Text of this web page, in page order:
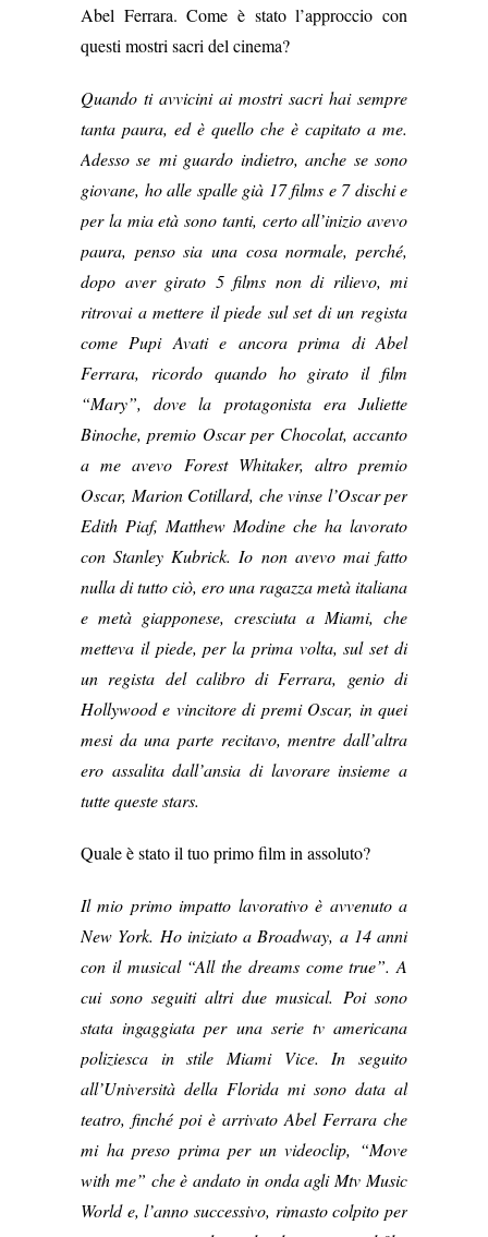
Abel Ferrara. Come è stato l’approccio con
questi mostri sacri del cinema?
Quando ti avvicini ai mostri sacri hai sempre
tanta paura, ed è quello che è capitato a me.
Adesso se mi guardo indietro, anche se sono
giovane, ho alle spalle già 17 films e 7 dischi e
per la mia età sono tanti, certo all’inizio avevo
paura, penso sia una cosa normale, perché,
dopo aver girato 5 films non di rilievo, mi
ritrovai a mettere il piede sul set di un regista
come Pupi Avati e ancora prima di Abel
Ferrara, ricordo quando ho girato il film
“Mary”, dove la protagonista era Juliette
Binoche, premio Oscar per Chocolat, accanto
a me avevo Forest Whitaker, altro premio
Oscar, Marion Cotillard, che vinse l’Oscar per
Edith Piaf, Matthew Modine che ha lavorato
con Stanley Kubrick. Io non avevo mai fatto
nulla di tutto ciò, ero una ragazza metà italiana
e metà giapponese, cresciuta a Miami, che
metteva il piede, per la prima volta, sul set di
un regista del calibro di Ferrara, genio di
Hollywood e vincitore di premi Oscar, in quei
mesi da una parte recitavo, mentre dall’altra
ero assalita dall’ansia di lavorare insieme a
tutte queste stars.
Quale è stato il tuo primo film in assoluto?
Il mio primo impatto lavorativo è avvenuto a
New York. Ho iniziato a Broadway, a 14 anni
con il musical “All the dreams come true”. A
cui sono seguiti altri due musical. Poi sono
stata ingaggiata per una serie tv americana
poliziesca in stile Miami Vice. In seguito
all’Università della Florida mi sono data al
teatro, finché poi è arrivato Abel Ferrara che
mi ha preso prima per un videoclip, “Move
with me” che è andato in onda agli Mtv Music
World e, l’anno successivo, rimasto colpito per